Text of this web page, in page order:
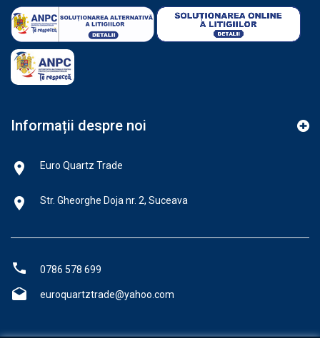
Informații despre noi
Euro Quartz Trade
Str. Gheorghe Doja nr. 2, Suceava
0786 578 699
euroquartztrade@yahoo.com